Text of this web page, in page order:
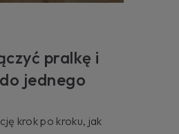
pralkę i
jednego
krok po kroku, jak